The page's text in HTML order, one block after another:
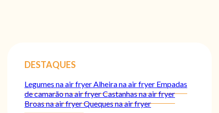
DESTAQUES
Legumes na air fryer Alheira na air fryer Empadas
de camarão na air fryerCastanhas na air fryer
Broas na air fryerQueques na air fryer